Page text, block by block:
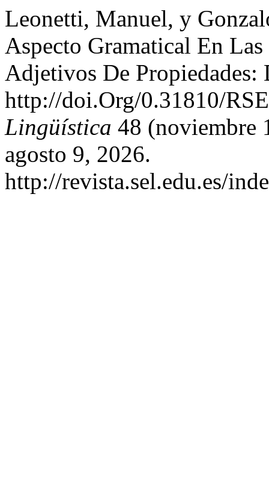
Leonetti, Manuel, y
Aspecto Gramatical En
Adjetivos De Propiedades:
http://doi.Org/0.31810/
Lingüística 48 (noviembre
agosto 9, 2026.
http://revista.sel.edu.es/